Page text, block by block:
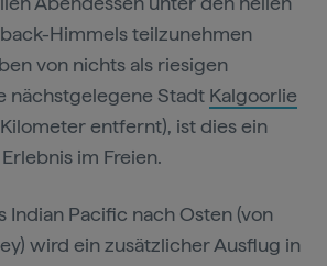
Himmels teilzunehmen
von nichts als riesigen
nächstgelegene Stadt Kalgoorlie
entfernt), ist dies ein
im Freien.
Indian Pacific nach Osten (von
wird ein zusätzlicher Ausflug in